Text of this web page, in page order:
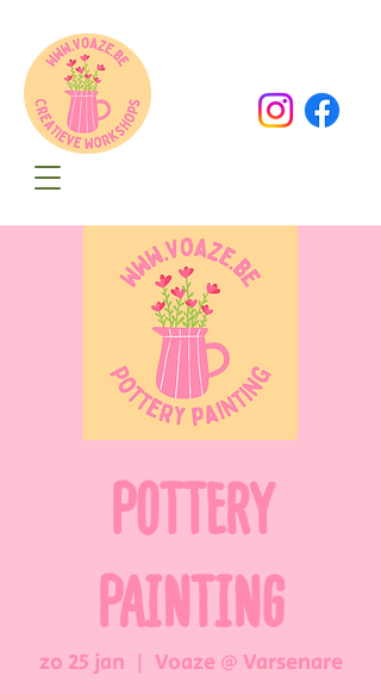
POTTERY
PAINTING
zo 25 jan
  |
Voaze @ Varsenare